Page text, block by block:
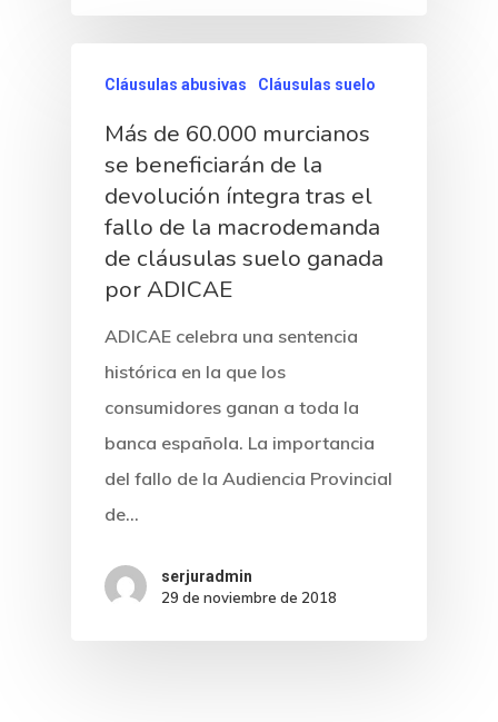
Cláusulas abusivas Cláusulas suelo
Más de 60.000 murcianos
se beneficiarán de la
devolución íntegra tras el
fallo de la macrodemanda
de cláusulas suelo ganada
por ADICAE
ADICAE celebra una sentencia
histórica en la que los
consumidores ganan a toda la
banca española. La importancia
del fallo de la Audiencia Provincial
de…
serjuradmin
29 de noviembre de 2018